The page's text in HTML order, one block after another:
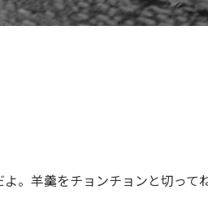
。羊羹をチョンチョンと切って